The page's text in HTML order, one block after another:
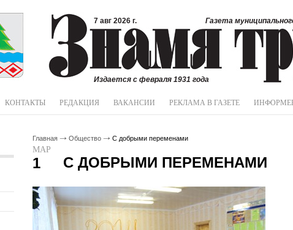
7 авг 2026 г.
Газета
Издается с февраля 1931 года
КОНТАКТЫ РЕДАКЦИЯ ВАКАНСИИ РЕКЛАМА В ГАЗЕТЕ
Главная Общество С добрыми переменами
МАР
1 С ДОБРЫМИ ПЕРЕМЕНАМИ